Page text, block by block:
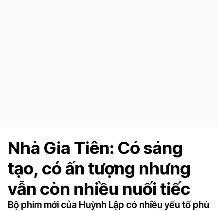
Nhà Gia Tiên: Có sáng
tạo, có ấn tượng nhưng
vẫn còn nhiều nuối tiếc
Bộ phim mới của Huỳnh Lập có nhiều yếu tố phù